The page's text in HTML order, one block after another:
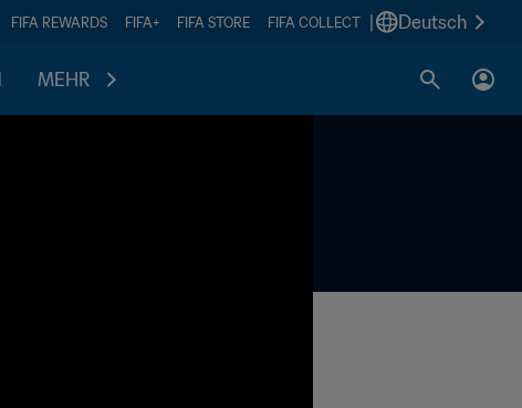
FIFA REWARDS FIFA+ FIFA STORE FIFA COLLECT Deutsch
MEHR